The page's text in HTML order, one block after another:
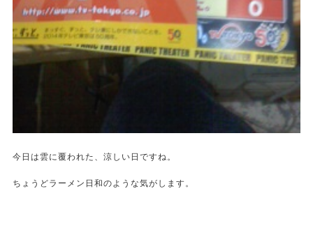
今日は雲に覆われた、涼しい日ですね。
ちょうどラーメン日和のような気がします。